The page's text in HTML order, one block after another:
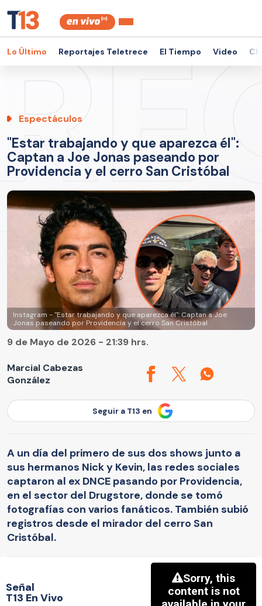
Lo Último Reportajes Teletrece El Tiempo Video
Espectáculos
"Estar trabajando y que aparezca él":
Captan a Joe Jonas paseando por
Providencia y el cerro San Cristóbal
Instagram - "Estar trabajando y que aparezca él": Captan a Joe
Jonas paseando por Providencia y el cerro San Cristóbal
Marcial Cabezas
González
9 de Mayo de 2026 - 21:39 hrs.
Seguir a T13 en
A un día del primero de sus dos shows junto a
sus hermanos Nick y Kevin, las redes sociales
captaron al ex DNCE pasando por Providencia,
en el sector del Drugstore, donde se tomó
fotografías con varios fanáticos. También subió
registros desde el mirador del cerro San
Cristóbal.
Señal
T13 En Vivo